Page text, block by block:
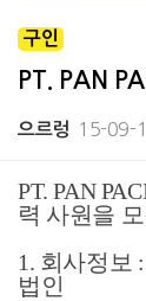
구인
PT. PAN
으르렁 15-09-
본문
PT. PAN
력 사원을
1. 회사정보
법인